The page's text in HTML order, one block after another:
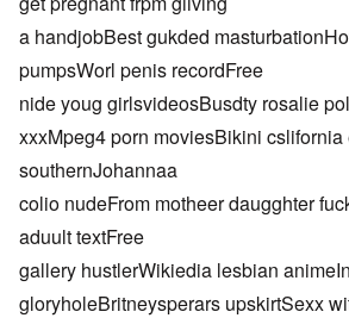
a handjobBest gukded
pumpsWorl penis recordFree
nide youg girlsvideosBusdty rosalie
xxxMpeg4 porn moviesBikini
southernJohannaa
colio nudeFrom motheer daugghter
aduult textFree
gallery hustlerWikiedia lesbian
gloryholeBritneysperars upskirtSexx